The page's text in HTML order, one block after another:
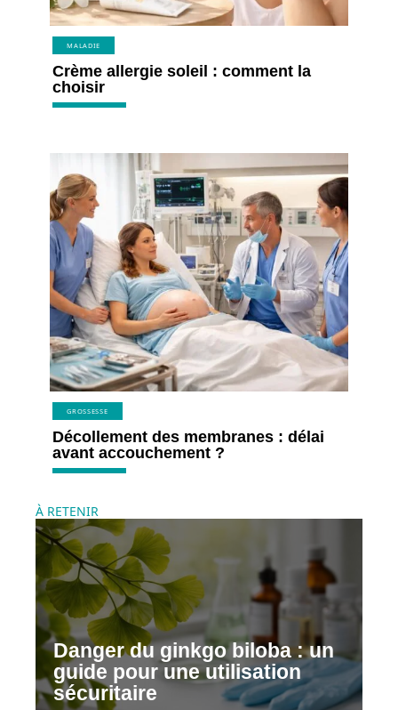
MALADIE
Crème allergie soleil : comment la
choisir
GROSSESSE
Décollement des membranes : délai
avant accouchement ?
À RETENIR
Danger du ginkgo biloba : un
guide pour une utilisation
sécuritaire